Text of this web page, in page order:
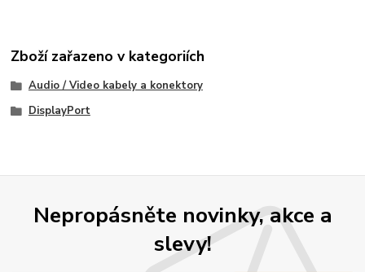
Zboží zařazeno v kategoriích
Audio / Video kabely a konektory
DisplayPort
Nepropásněte novinky, akce a
slevy!